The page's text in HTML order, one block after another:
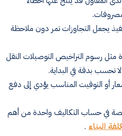
يجعل التجاوزات تمر دون ملاحظة
مثل رسوم التراخيص التوصيلات النقل
لا تحسب بدقة في البداية.
أو التوقيت المناسب يؤدي إلى دفع
في حساب التكاليف واحدة من أهم
البناء .